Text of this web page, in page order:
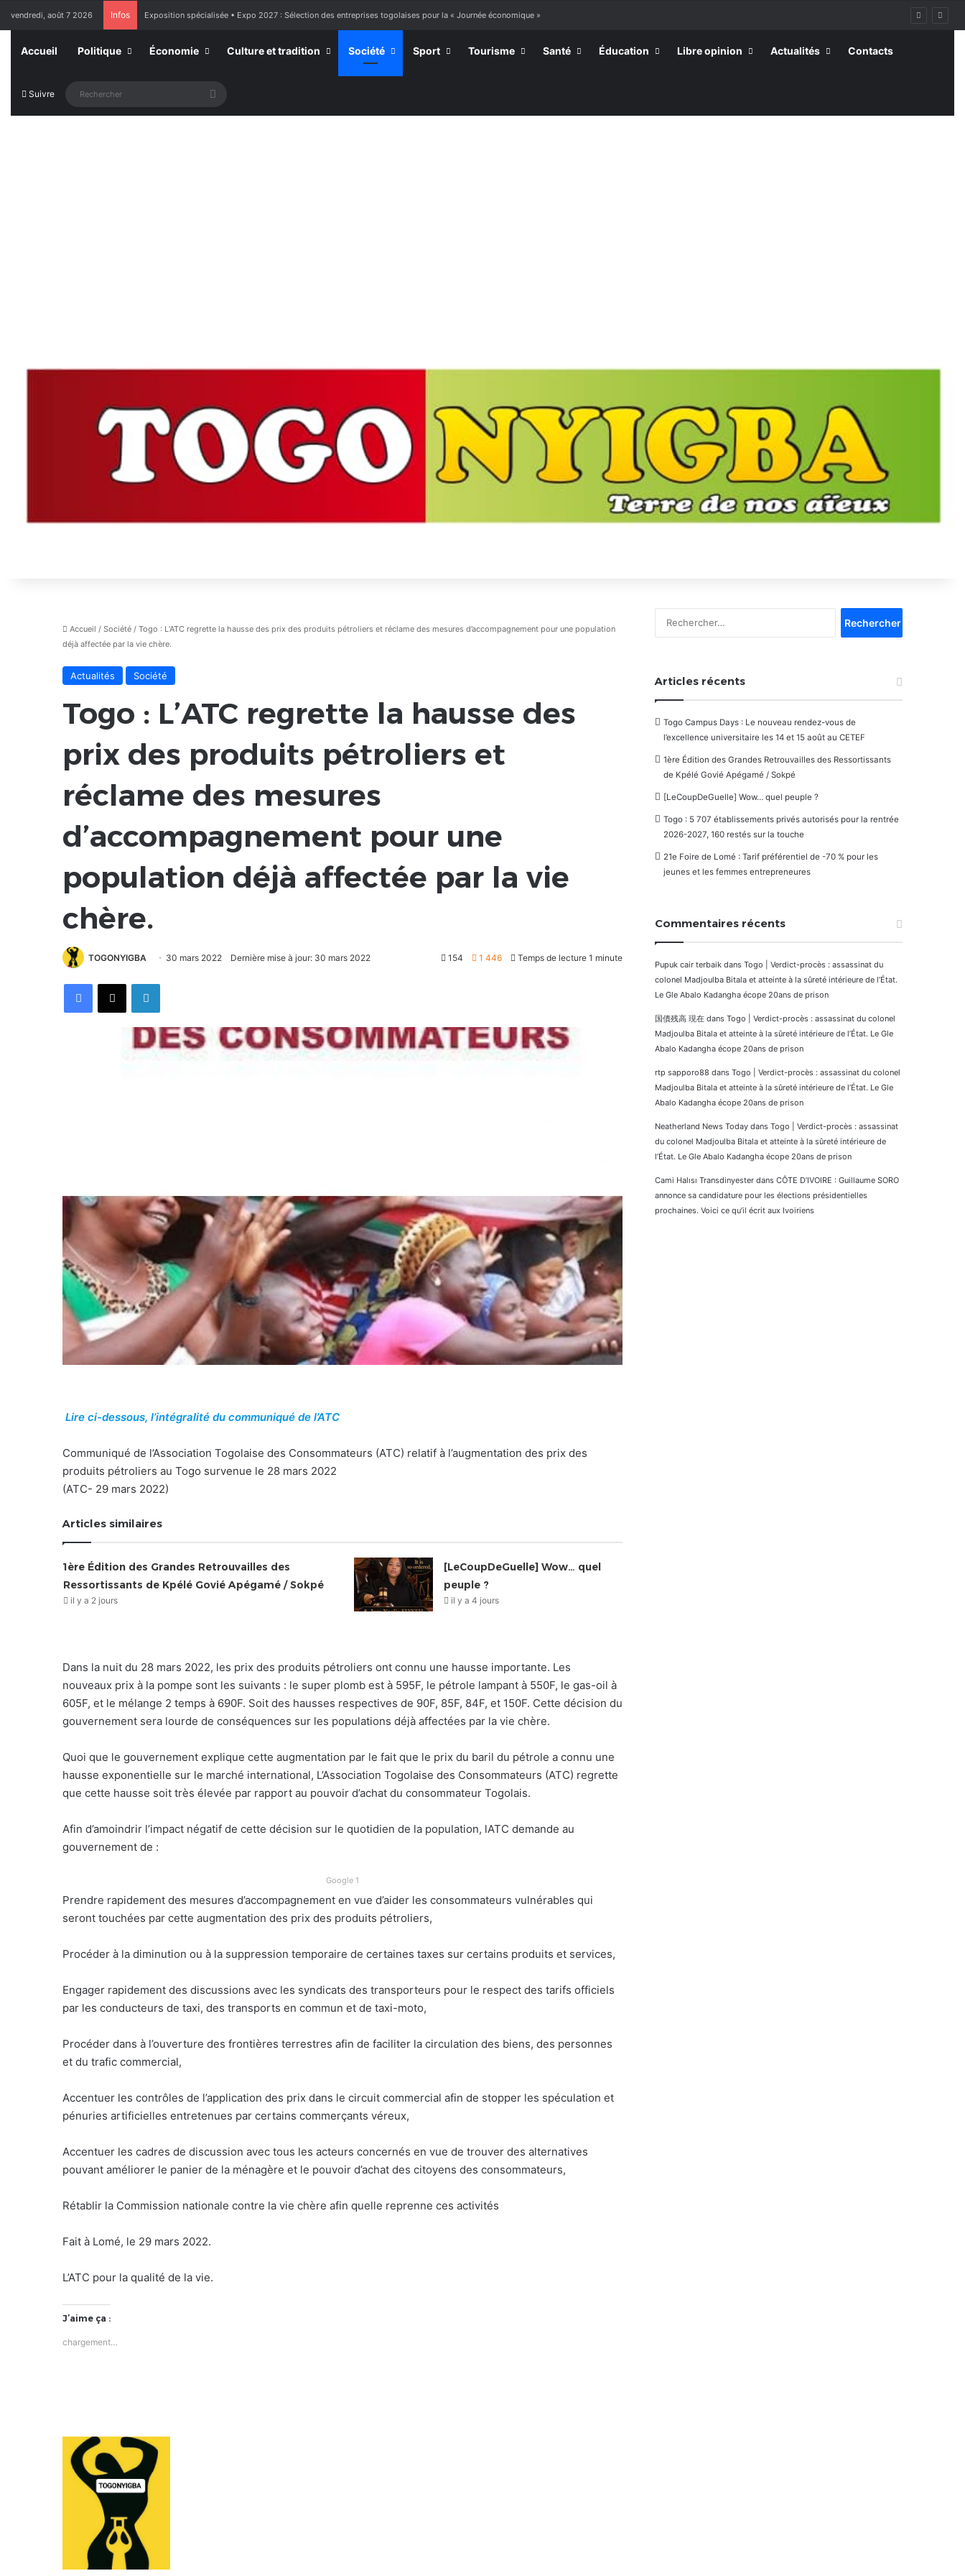
vendredi, août 7 2026 Infos France : l’Assemblée nationale approuve « l’aide à mourir »
Accueil Politique Économie Culture et tradition Société Sport Tourisme Santé Éducation Libre opinion Actualités Contacts
Suivre Rechercher
Accueil / Société / Togo : L’ATC regrette la hausse des prix des produits pétroliers et réclame des mesures d’accompagnement pour une population
déjà affectée par la vie chère.
Actualités Société
Togo : L’ATC regrette la hausse des
prix des produits pétroliers et
réclame des mesures
d’accompagnement pour une
population déjà affectée par la vie
chère.
TOGONYIGBA 30 mars 2022 Dernière mise à jour: 30 mars 2022 154 1 446 Temps de lecture 1 minute
FacebookX Linkedin
Lire ci-dessous, l’intégralité du communiqué de l’ATC
Communiqué de l’Association Togolaise des Consommateurs (ATC) relatif à l’augmentation des prix des
produits pétroliers au Togo survenue le 28 mars 2022
(ATC- 29 mars 2022)
Articles similaires
1ère Édition des Grandes Retrouvailles des
Ressortissants de Kpélé Govié Apégamé / Sokpé
il y a 2 jours
[LeCoupDeGuelle] Wow… quel
peuple ?
il y a 4 jours
Dans la nuit du 28 mars 2022, les prix des produits pétroliers ont connu une hausse importante. Les
nouveaux prix à la pompe sont les suivants : le super plomb est à 595F, le pétrole lampant à 550F, le gas-oil à
605F, et le mélange 2 temps à 690F. Soit des hausses respectives de 90F, 85F, 84F, et 150F. Cette décision du
gouvernement sera lourde de conséquences sur les populations déjà affectées par la vie chère.
Quoi que le gouvernement explique cette augmentation par le fait que le prix du baril du pétrole a connu une
hausse exponentielle sur le marché international, L’Association Togolaise des Consommateurs (ATC) regrette
que cette hausse soit très élevée par rapport au pouvoir d’achat du consommateur Togolais.
Afin d’amoindrir l’impact négatif de cette décision sur le quotidien de la population, lATC demande au
gouvernement de :
Google 1
Prendre rapidement des mesures d’accompagnement en vue d’aider les consommateurs vulnérables qui
seront touchées par cette augmentation des prix des produits pétroliers,
Procéder à la diminution ou à la suppression temporaire de certaines taxes sur certains produits et services,
Engager rapidement des discussions avec les syndicats des transporteurs pour le respect des tarifs officiels
par les conducteurs de taxi, des transports en commun et de taxi-moto,
Procéder dans à l’ouverture des frontières terrestres afin de faciliter la circulation des biens, des personnes
et du trafic commercial,
Accentuer les contrôles de l’application des prix dans le circuit commercial afin de stopper les spéculation et
pénuries artificielles entretenues par certains commerçants véreux,
Accentuer les cadres de discussion avec tous les acteurs concernés en vue de trouver des alternatives
pouvant améliorer le panier de la ménagère et le pouvoir d’achat des citoyens des consommateurs,
Rétablir la Commission nationale contre la vie chère afin quelle reprenne ces activités
Fait à Lomé, le 29 mars 2022.
L’ATC pour la qualité de la vie.
J’aime ça :
chargement…
Articles récents
Togo Campus Days : Le nouveau rendez-vous de
l’excellence universitaire les 14 et 15 août au CETEF
1ère Édition des Grandes Retrouvailles des Ressortissants
de Kpélé Govié Apégamé / Sokpé
[LeCoupDeGuelle] Wow… quel peuple ?
Togo : 5 707 établissements privés autorisés pour la rentrée
2026-2027, 160 restés sur la touche
21e Foire de Lomé : Tarif préférentiel de -70 % pour les
jeunes et les femmes entrepreneures
Commentaires récents
Pupuk cair terbaik dans Togo | Verdict-procès : assassinat du
colonel Madjoulba Bitala et atteinte à la sûreté intérieure de l’État.
Le Gle Abalo Kadangha écope 20ans de prison
国債残高 現在 dans Togo | Verdict-procès : assassinat du colonel
Madjoulba Bitala et atteinte à la sûreté intérieure de l’État. Le Gle
Abalo Kadangha écope 20ans de prison
rtp sapporo88 dans Togo | Verdict-procès : assassinat du colonel
Madjoulba Bitala et atteinte à la sûreté intérieure de l’État. Le Gle
Abalo Kadangha écope 20ans de prison
Neatherland News Today dans Togo | Verdict-procès : assassinat
du colonel Madjoulba Bitala et atteinte à la sûreté intérieure de
l’État. Le Gle Abalo Kadangha écope 20ans de prison
Cami Halısı Transdinyester dans CÔTE D’IVOIRE : Guillaume SORO
annonce sa candidature pour les élections présidentielles
prochaines. Voici ce qu’il écrit aux Ivoiriens